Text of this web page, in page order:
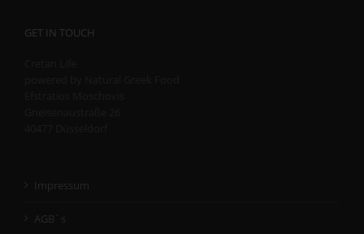
GET IN TOUCH
Impressum
AGB´s